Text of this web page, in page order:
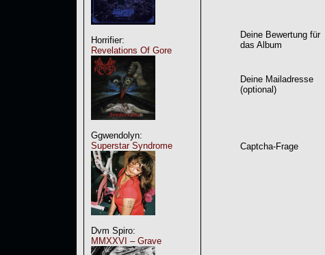
Horrifier:
Revelations Of Gore
Ggwendolyn:
Superstar Syndrome
Dvm Spiro:
MMXXVI – Grave
Deine Bewertung für
das Album
Deine Mailadresse
(optional)
Captcha-Frage